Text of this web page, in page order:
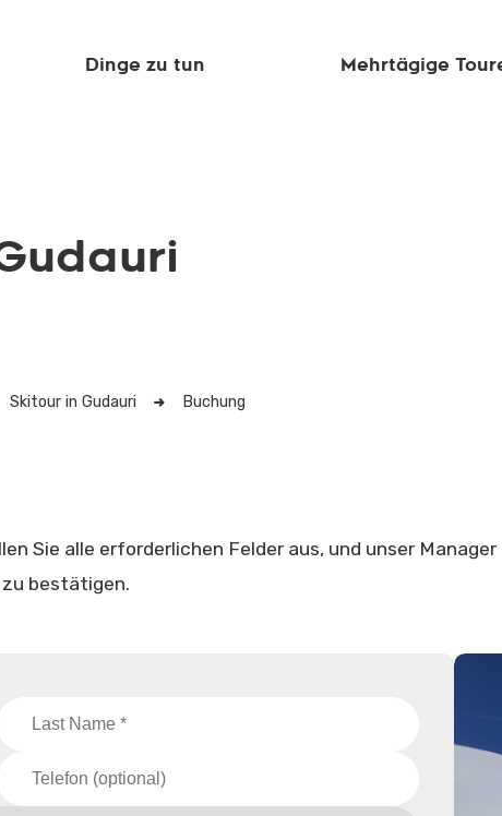
Dinge zu tun Mehrtägige
Skitour in Gudauri Buchung
Sie alle erforderlichen Felder aus, und unser Manager
zu bestätigen.